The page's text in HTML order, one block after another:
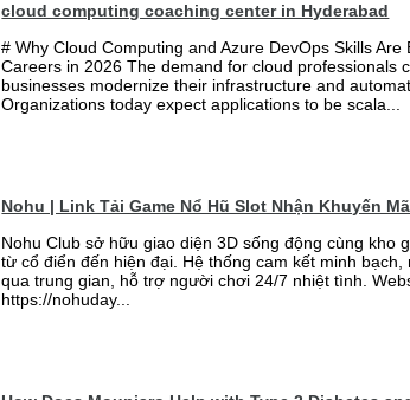
cloud computing coaching center in Hyderabad
# Why Cloud Computing and Azure DevOps Skills Are
Careers in 2026 The demand for cloud professionals
businesses modernize their infrastructure and
Organizations today expect applications to be scala...
Nohu | Link Tải Game Nổ Hũ Slot Nhận Khuyến
Nohu Club sở hữu giao diện 3D sống động cùng kho
từ cổ điển đến hiện đại. Hệ thống cam kết minh bạch,
qua trung gian, hỗ trợ người chơi 24/7 nhiệt tình.
https://nohuday...